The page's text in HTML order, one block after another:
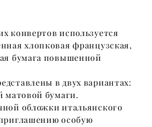
конвертов используется
хлопковая французская,
бумага повышенной
в двух вариантах:
матовой бумаги.
обложки итальянского
особую